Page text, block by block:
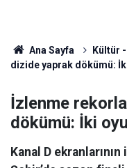
Ana Sayfa Kültür
dizide yaprak dökümü:
İzlenme
dökümü: İki
Kanal D